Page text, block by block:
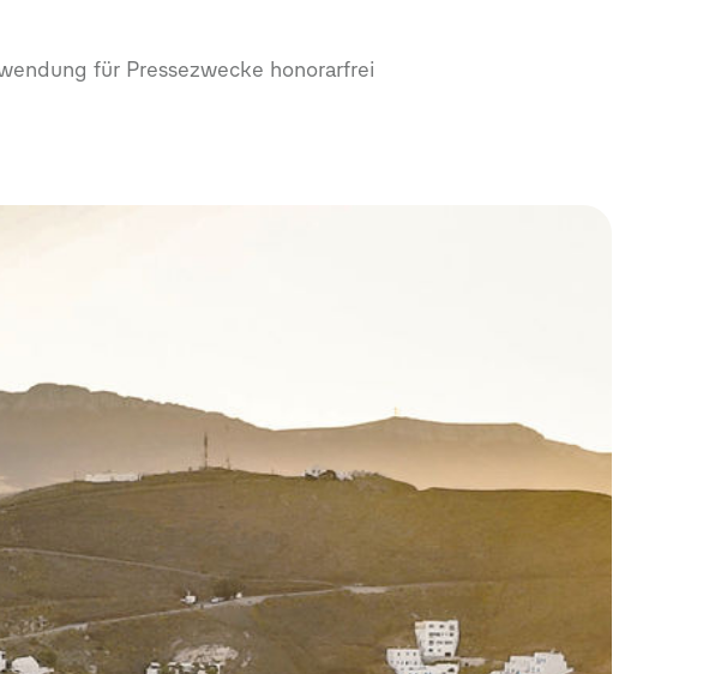
für Pressezwecke honorarfrei